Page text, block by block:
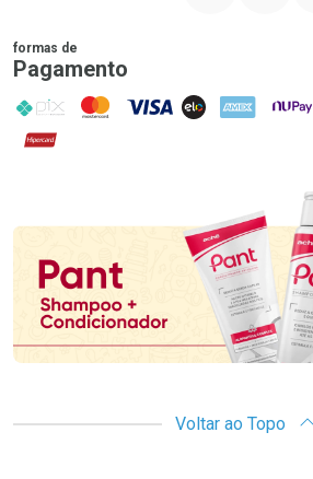
formas de
Pagamento
PIX MasterCard
VISA ELO AMEX NuPay
Hipercard
Promoção em Destaque
Voltar ao Topo